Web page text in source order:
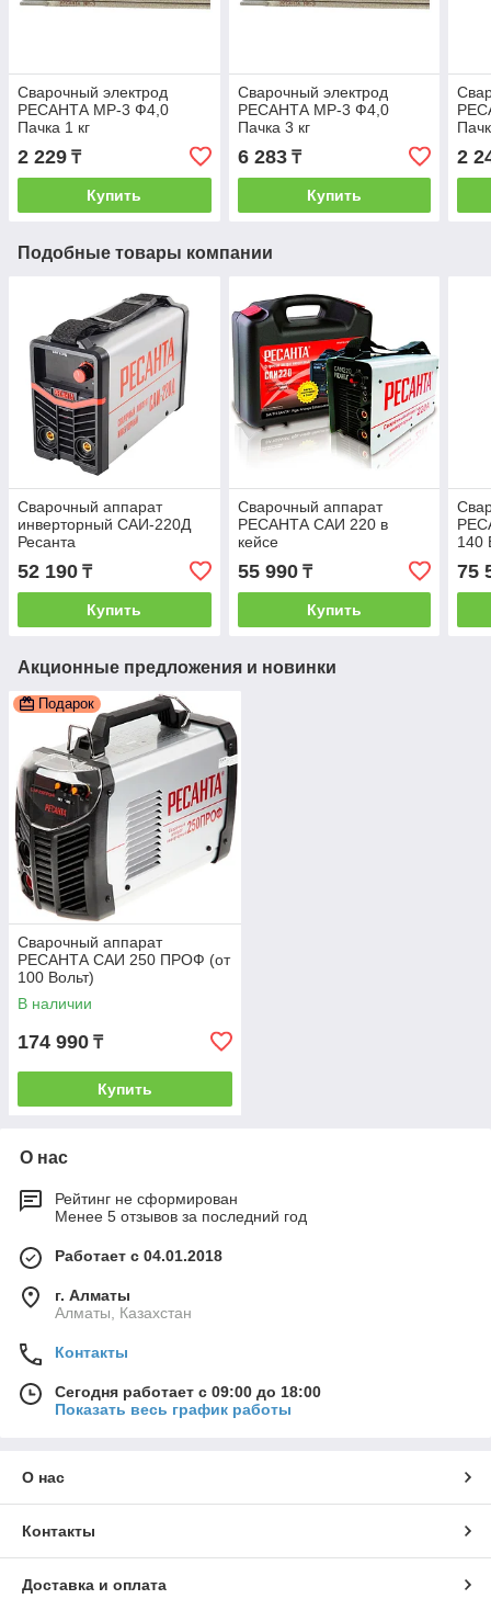
Сварочный электрод
РЕСАНТА МР-3 Ф4,0
Пачка 1 кг
2 229 ₸
Купить
Сварочный электрод
РЕСАНТА МР-3 Ф4,0
Пачка 3 кг
6 283₸
Купить
2
Подобные товары компании
Сварочный аппарат
инверторный САИ-220Д
Ресанта
52 190 ₸
Купить
Сварочный аппарат
РЕСАНТА САИ 220 в
кейсе
55 990₸
Купить
140
75
Акционные предложения и новинки
Подарок
Сварочный аппарат
РЕСАНТА САИ 250 ПРОФ (от
100 Вольт)
В наличии
174 990 ₸
Купить
О нас
Рейтинг не сформирован
Менее 5 отзывов за последний год
Работает с 04.01.2018
г. Алматы
Алматы, Казахстан
Контакты
Сегодня работает с 09:00 до 18:00
Показать весь график работы
О нас
Контакты
Доставка и оплата